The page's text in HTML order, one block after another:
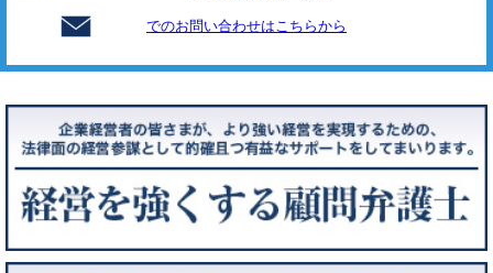
でのお問い合わせはこちらから